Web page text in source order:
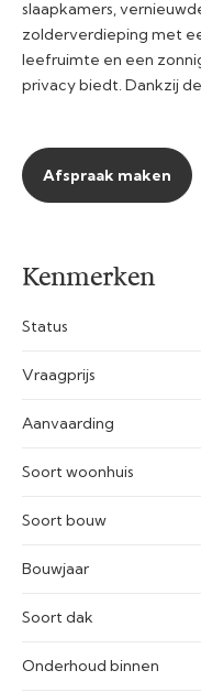
slaapkamers,
zolderverdieping met
leefruimte en een
privacy biedt. Dankzij
Afspraak maken
Kenmerken
Status
Vraagprijs
Aanvaarding
Soort woonhuis
Soort bouw
Bouwjaar
Soort dak
Onderhoud binnen